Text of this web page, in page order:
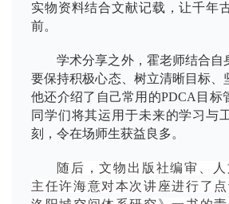
实物资料结合文献记载，让千年
前。
学术分享之外，霍老师结合自
要保持积极心态、树立清晰目标、
他还介绍了自己常用的PDCA目标
同学们将其运用于未来的学习与
刻，令在场师生获益良多。
随后，文物出版社编审、
主任许海意对本次讲座进行了